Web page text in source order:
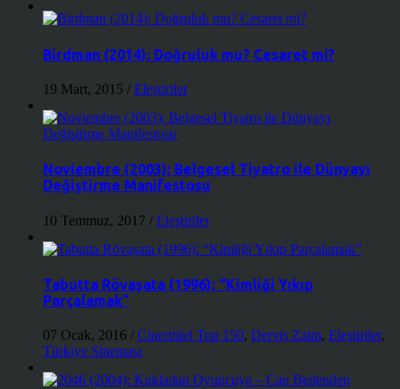
Birdman (2014): Doğruluk mu? Cesaret mi?
19 Mart, 2015 / Eleştiriler
Noviembre (2003): Belgesel Tiyatro ile Dünyayı
Değiştirme Manifestosu
10 Temmuz, 2017 / Eleştiriler
Tabutta Rövaşata (1996): “Kimliği Yıkıp
Parçalamak”
07 Ocak, 2016 / Cineritüel Top 150, Derviş Zaim, Eleştiriler,
Türkiye Sineması